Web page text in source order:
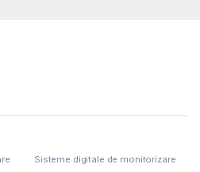
Sisteme digitale de monitorizare